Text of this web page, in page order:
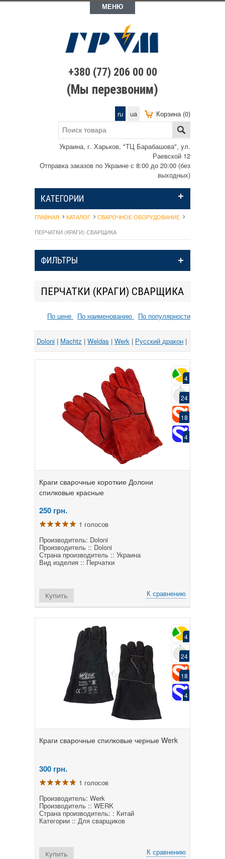
МЕНЮ
+380 (77) 206 00 00
(Мы перезвоним)
Корзина (0)
ru ua
Украина, г. Харьков, "ТЦ Барабашова", ул.
Раевской 12
Отправка заказов по Украине с 8:00 до 20:00 (без
выходных)
КАТЕГОРИИ
ГЛАВНАЯ КАТАЛОГ
СВАРОЧНОЕ ОБОРУДОВАНИЕ
ПЕРЧАТКИ (КРАГИ) СВАРЩИКА
ФИЛЬТРЫ
ПЕРЧАТКИ (КРАГИ) СВАРЩИКА
По цене По наименованию По популярности
Doloni | Machtz |Weldas |Werk | Русский дракон |
4
24
18
4
Краги сварочные короткие Долони
спилковые красные
250 грн.
1 голосов
Производитель: Doloni
Производитель :: Doloni
Страна производитель :: Украина
Вид изделия :: Перчатки
К сравнению
Купить
4
24
18
4
Краги сварочные спилковые черные Werk
300 грн.
1 голосов
Производитель: Werk
Производитель :: WERK
Страна производитель: : Китай
Категории :: Для сварщиков
К сравнению
Купить